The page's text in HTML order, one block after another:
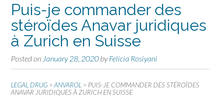
Puis-je commander des
stéroïdes Anavar juridiques
à Zurich en Suisse
Posted on January 28, 2020 byFelicia Rosiyani
LEGAL DRUG >ANVAROL > PUIS-JE COMMANDER DES STÉROÏDES
ANAVAR JURIDIQUES À ZURICH EN SUISSE